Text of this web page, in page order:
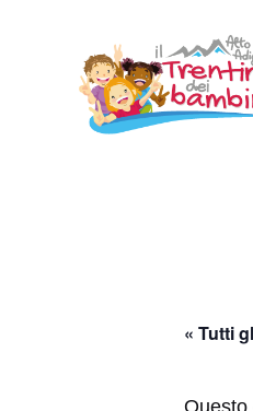
contenuto
« Tutti
Questo